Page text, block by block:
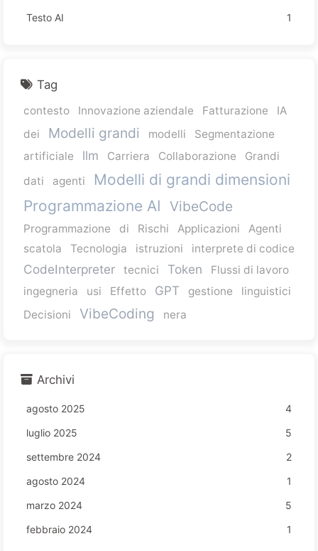
Testo AI
1
Tag
contesto Innovazione aziendale Fatturazione
IA
dei
Modelli grandi modelli
Segmentazione
artificiale
llm Carriera Collaborazione
Grandi
dati
agenti
Modelli di grandi dimensioni
Programmazione AI VibeCode
Programmazione di Rischi Applicazioni
Agenti
scatola
Tecnologia istruzioni interprete di codice
CodeInterpreter tecnici Token
Flussi di lavoro
ingegneria
usi Effetto GPT gestione
linguistici
Decisioni
VibeCoding nera
Archivi
agosto 2025
4
luglio 2025
5
settembre 2024
2
agosto 2024
1
marzo 2024
5
febbraio 2024
1